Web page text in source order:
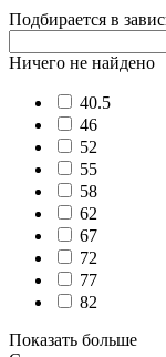
Подбирается в
Ничего не найдено
40.5
46
52
55
58
62
67
72
77
82
Показать больше